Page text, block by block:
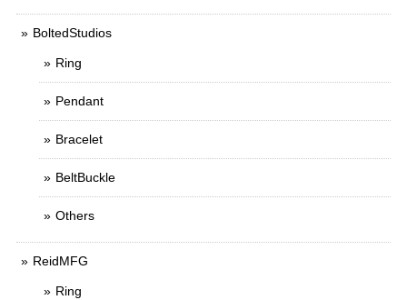
BoltedStudios
Ring
Pendant
Bracelet
BeltBuckle
Others
ReidMFG
Ring